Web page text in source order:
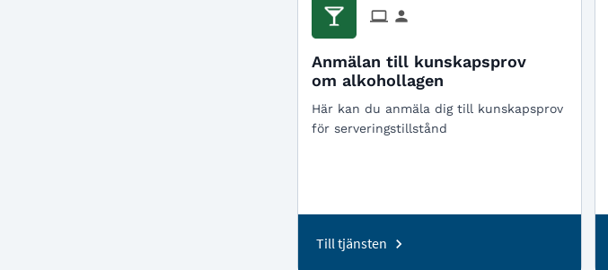
Anmälan till kunskapsprov
om alkohollagen
Här kan du anmäla dig till kunskapsprov
för serveringstillstånd
Till tjänsten